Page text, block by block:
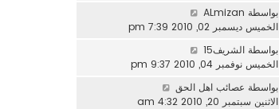
بواسطة ALmizan
الخميس ديسمبر 02, 2010 7:39 pm
بواسطة الشريف15
الخميس نوفمبر 04, 2010 9:37 pm
بواسطة عصائب اهل الحق
الاثنين سبتمبر 20, 2010 4:32 am